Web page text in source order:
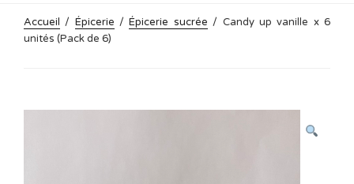
Accueil / Épicerie /Épicerie sucrée / Candy up vanille x 6
unités (Pack de 6)